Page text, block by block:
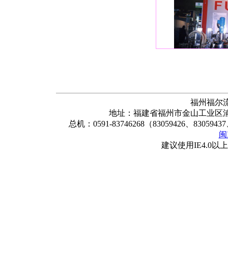
福州福尔
地址：福建省福州市金山工业
总机：0591-83746268（83059426、
建议使用IE4.0以